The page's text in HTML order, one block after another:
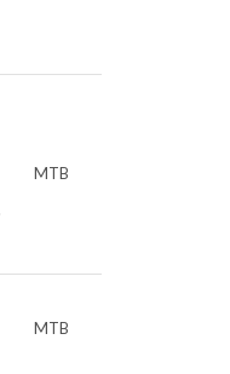
MTB
MTB